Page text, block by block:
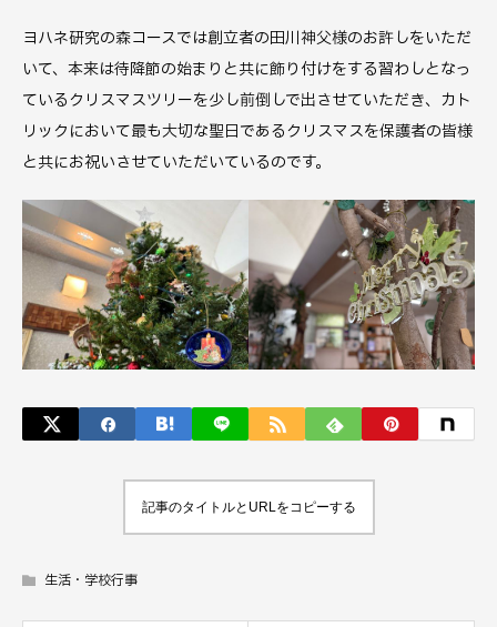
ヨハネ研究の森コースでは創立者の田川神父様のお許しをいただ
いて、本来は待降節の始まりと共に飾り付けをする習わしとなっ
ているクリスマスツリーを少し前倒しで出させていただき、カト
リックにおいて最も大切な聖日であるクリスマスを保護者の皆様
と共にお祝いさせていただいているのです。
記事のタイトルとURLをコピーする
生活・学校行事